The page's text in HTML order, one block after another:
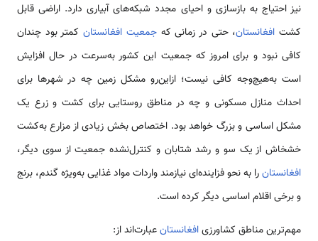
نیز احتیاج به بازسازی و احیای مجدد شبکه‌های آبیاری دارد. اراضی قابل
کشت افغانستان، حتی در زمانی کهجمعیت افغانستانکمتر بود چندان
کافی نبود و برای امروز که جمعیت این کشور به‌سرعت در حال افزایش
است به‌هیچ‌وجه کافی نیست؛ ازاین‌رو مشکل زمین چه در شهرها برای
احداث منازل مسکونی و چه در مناطق روستایی برای کشت و زرع یک
مشکل اساسی و بزرگ خواهد بود. اختصاص بخش زیادی از مزارع به‌کشت
خشخاش از یک سو و رشد شتابان و کنترل‌نشده جمعیت از سوی دیگر،
افغانستانرا به نحو فزاینده‌ای نیازمند واردات مواد غذایی به‌ویژه گندم، برنج
و برخی اقلام اساسی دیگر کرده است.
مهم‌ترین مناطق کشاورزیافغانستانعبارت‌اند از: